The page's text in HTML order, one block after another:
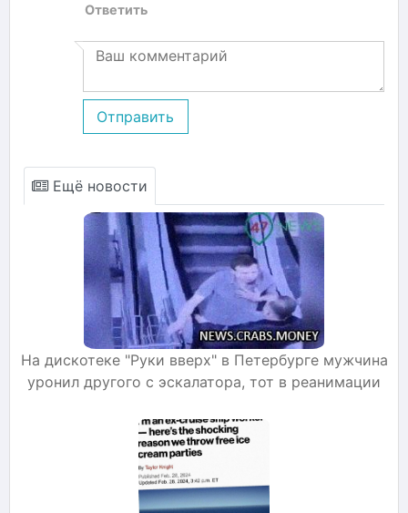
Ответить
Отправить
Ещё новости
На дискотеке "Руки вверх" в Петербурге мужчина
уронил другого с эскалатора, тот в реанимации